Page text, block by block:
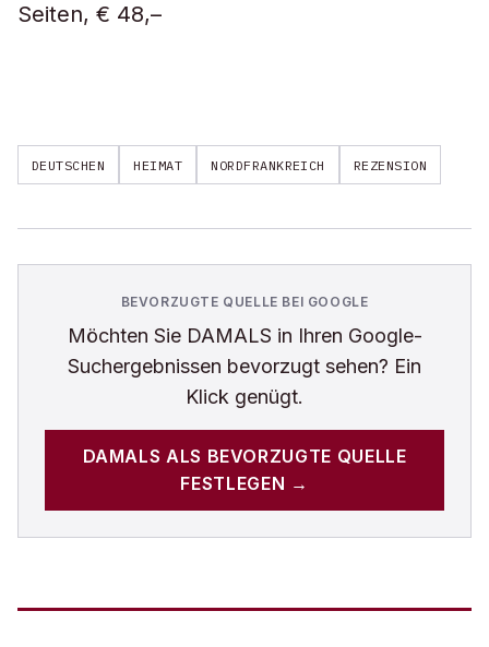
Seiten, € 48,–
DEUTSCHEN HEIMAT NORDFRANKREICH REZENSION
BEVORZUGTE QUELLE BEI GOOGLE
Möchten Sie DAMALS in Ihren Google-
Suchergebnissen bevorzugt sehen? Ein
Klick genügt.
DAMALS ALS BEVORZUGTE QUELLE
FESTLEGEN →